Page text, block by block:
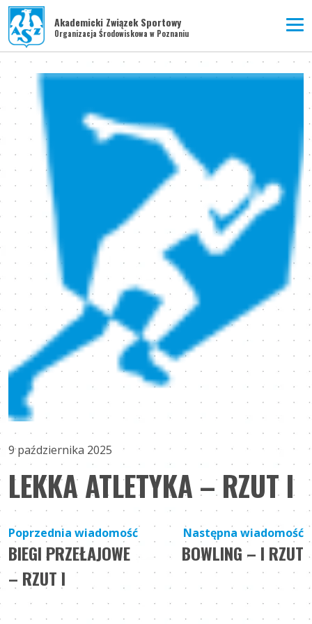
Akademicki Związek Sportowy
Organizacja Środowiskowa w Poznaniu
9 października 2025
LEKKA ATLETYKA – RZUT I
Nawigacja
wpisu
Poprzednia wiadomość
BIEGI PRZEŁAJOWE
– RZUT I
Następna wiadomość
BOWLING – I RZUT